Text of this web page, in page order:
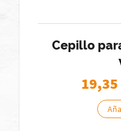
Cepillo
19,35